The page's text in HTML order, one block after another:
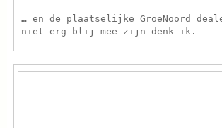
… en de plaatselijke GroeNoord
niet erg blij mee zijn denk ik.